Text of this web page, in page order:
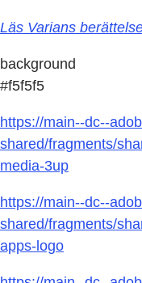
Läs Varians
background
#f5f5f5
https://main--dc--
shared/fragments/
media-3up
https://main--dc--
shared/fragments/
apps-logo